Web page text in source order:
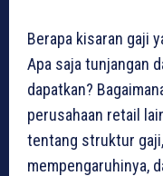
Berapa kisaran gaji
Apa saja tunjangan
dapatkan?
perusahaan retail
tentang struktur
mempengaruhinya,